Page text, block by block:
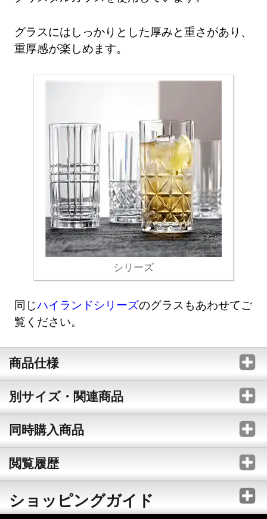
グラスにはしっかりとした厚みと重さがあり、
重厚感が楽しめます。
シリーズ
同じハイランドシリーズのグラスもあわせてご
覧ください。
商品仕様
別サイズ・関連商品
同時購入商品
閲覧履歴
ショッピングガイド